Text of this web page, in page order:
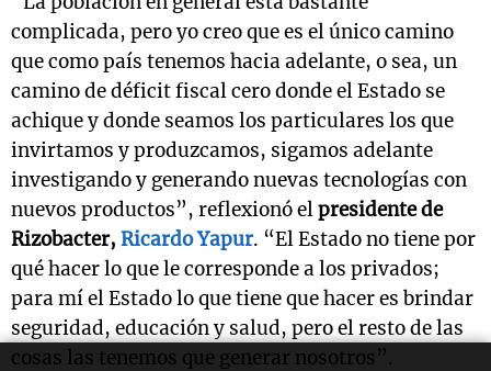
complicada, pero yo creo que es el único camino
que como país tenemos hacia adelante, o sea, un
camino de déficit fiscal cero donde el Estado se
achique y donde seamos los particulares los que
invirtamos y produzcamos, sigamos adelante
investigando y generando nuevas tecnologías con
nuevos productos”, reflexionó elpresidente de
Rizobacter, Ricardo Yapur. “El Estado no tiene por
qué hacer lo que le corresponde a los privados;
para mí el Estado lo que tiene que hacer es brindar
seguridad, educación y salud, pero el resto de las
cosas las tenemos que generar nosotros”.